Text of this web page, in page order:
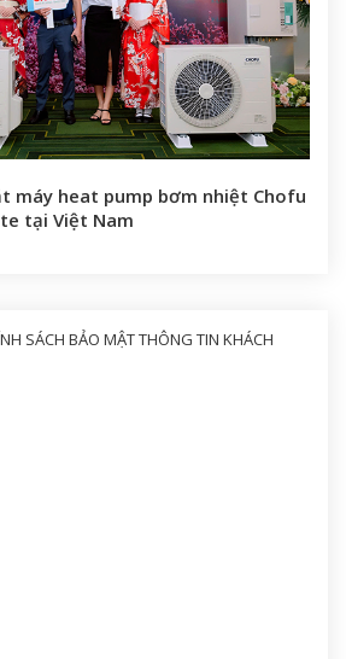
máy heat pump bơm nhiệt Chofu
tại Việt Nam